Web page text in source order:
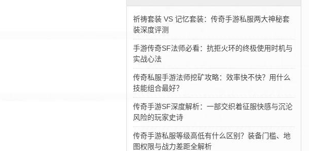
祈祷套装 VS 记忆套装：传奇手游私服两大神秘套
装深度评测‌
手游传奇SF法师必看：抗拒火环的终极使用时机与
实战心法
传奇私服手游法师挖矿攻略：效率快不快？用什么
技能组合最好？
传奇手游SF深度解析：一部交织着征服快感与沉沦
风险的玩家史诗
传奇手游私服等级高低有什么区别？装备门槛、地
图权限与战力差距全解析